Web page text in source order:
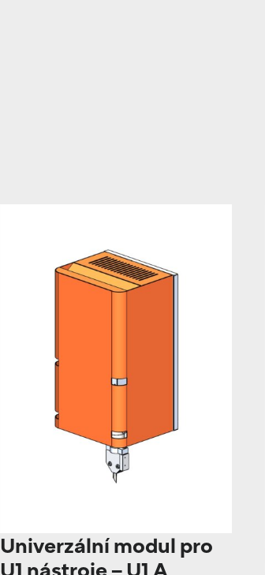
Univerzální modul pro
U1 nástroje – U1 A